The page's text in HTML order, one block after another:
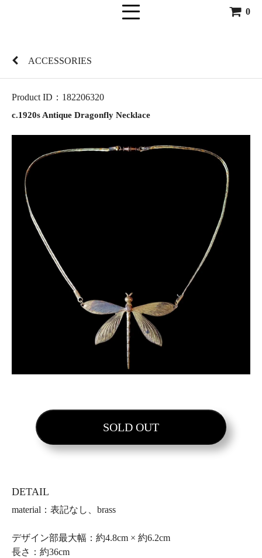
0
ACCESSORIES
Product ID：182206320
c.1920s Antique Dragonfly Necklace
SOLD OUT
DETAIL
material：表記なし、brass
デザイン部最大幅：約4.8cm × 約6.2cm
長さ：約36cm